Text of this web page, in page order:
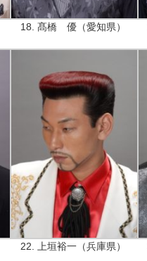
18. 髙橋 優（愛知県）
22. 上垣裕一（兵庫県）